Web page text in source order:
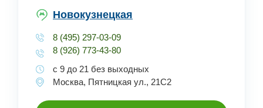
Новокузнецкая
8 (495) 297-03-09
8 (926) 773-43-80
с 9 до 21 без выходных
Москва, Пятницкая ул., 21С2